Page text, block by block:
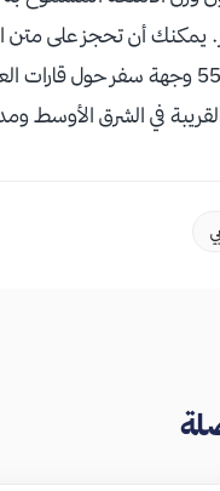
يمكنك أن تحجز على متن
للطيران إلى أكثر من 55 وجهة سفر حول
في الشرق الأوسط